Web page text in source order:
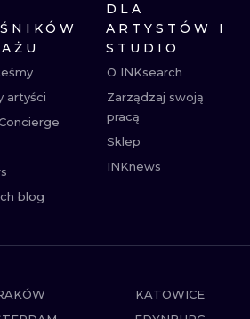
artyści
blog
DLA
ARTYSTÓW I
STUDIO
O INKsearch
Zarządzaj swoją
pracą
Sklep
INKnews
KATOWICE